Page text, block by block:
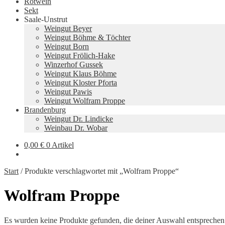
Sekt
Saale-Unstrut
Weingut Beyer
Weingut Böhme & Töchter
Weingut Born
Weingut Frölich-Hake
Winzerhof Gussek
Weingut Klaus Böhme
Weingut Kloster Pforta
Weingut Pawis
Weingut Wolfram Proppe
Brandenburg
Weingut Dr. Lindicke
Weinbau Dr. Wobar
0,00 € 0 Artikel
Start /Produkte verschlagwortet mit „Wolfram Proppe“
Wolfram Proppe
Es wurden keine Produkte gefunden, die deiner Auswahl